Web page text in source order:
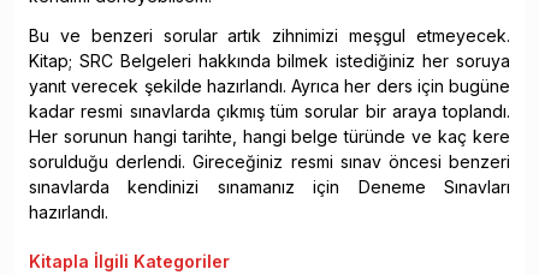
Bu ve benzeri sorular artık zihnimizi meşgul etmeyecek.
Kitap; SRC Belgeleri hakkında bilmek istediğiniz her soruya
yanıt verecek şekilde hazırlandı. Ayrıca her ders için bugüne
kadar resmi sınavlarda çıkmış tüm sorular bir araya toplandı.
Her sorunun hangi tarihte, hangi belge türünde ve kaç kere
sorulduğu derlendi. Gireceğiniz resmi sınav öncesi benzeri
sınavlarda kendinizi sınamanız için Deneme Sınavları
hazırlandı.
Kitapla İlgili Kategoriler